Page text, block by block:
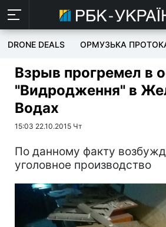
DRONE DEALS ОРМУЗЬКА
Взрыв прогремел в
"Видродження" в
Водах
15:03 22.10.2015 Чт
По данному факту
уголовное производство